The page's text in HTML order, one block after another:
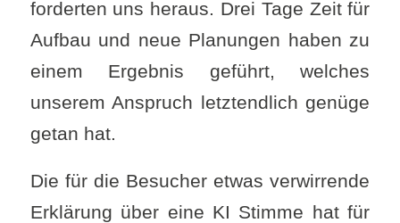
forderten uns heraus. Drei Tage Zeit für
Aufbau und neue Planungen haben zu
einem Ergebnis geführt, welches
unserem Anspruch letztendlich genüge
getan hat.
Die für die Besucher etwas verwirrende
Erklärung über eine KI Stimme hat für